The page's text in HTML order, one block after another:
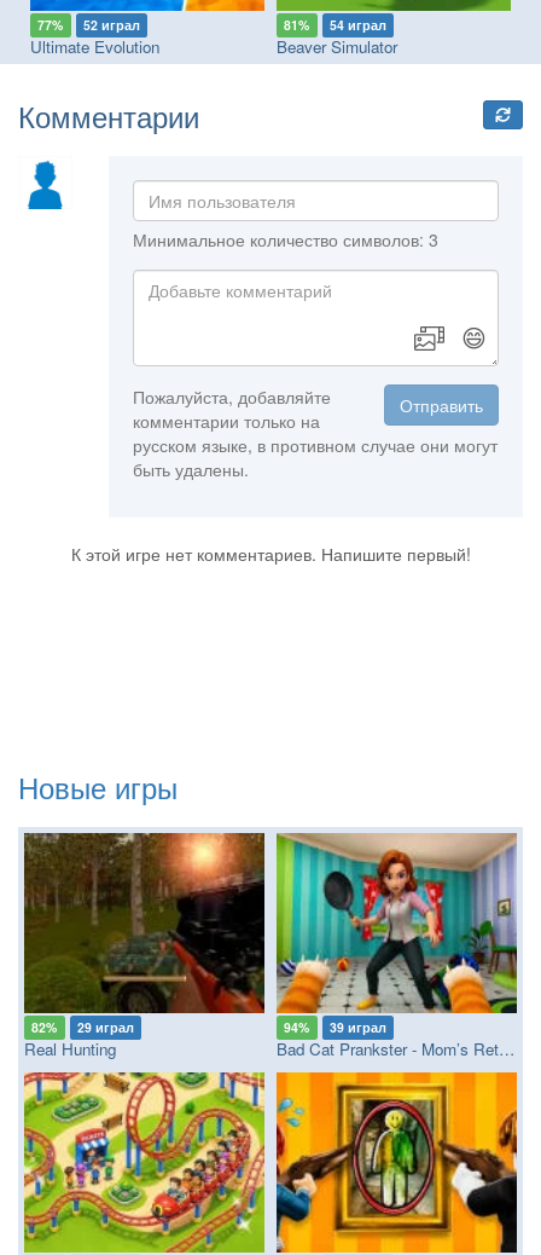
77% 52 играл
Ultimate Evolution
81% 54 играл
Beaver Simulator
Комментарии
Минимальное количество символов: 3
😄
Отправить
Пожалуйста, добавляйте
комментарии только на
русском языке, в противном случае они могут
быть удалены.
К этой игре нет комментариев. Напишите первый!
Новые игры
82% 29 играл
Real Hunting
94% 39 играл
Bad Cat Prankster - Mom’s Return